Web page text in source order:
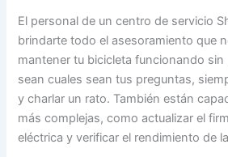
El personal de un centro de servicio
brindarte todo el asesoramiento que
mantener tu bicicleta funcionando sin
sean cuales sean tus preguntas,
y charlar un rato. También están
más complejas, como actualizar el
eléctrica y verificar el rendimiento de